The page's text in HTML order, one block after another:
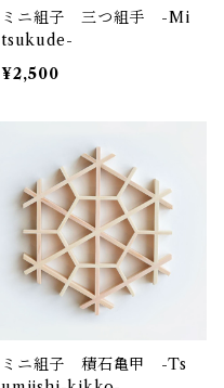
ミニ組子 三つ組手 -Mi
tsukude-
¥2,500
ミニ組子 積石亀甲 -Ts